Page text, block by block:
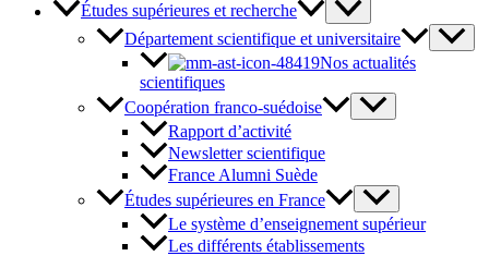
Études supérieures et recherche
Département scientifique et universitaire
Nos actualités
scientifiques
Coopération franco-suédoise
Rapport d’activité
Newsletter scientifique
France Alumni Suède
Études supérieures en France
Le système d’enseignement supérieur
Les différents établissements